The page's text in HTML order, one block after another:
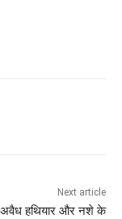
Next article
अवैध हथियार और नशे के